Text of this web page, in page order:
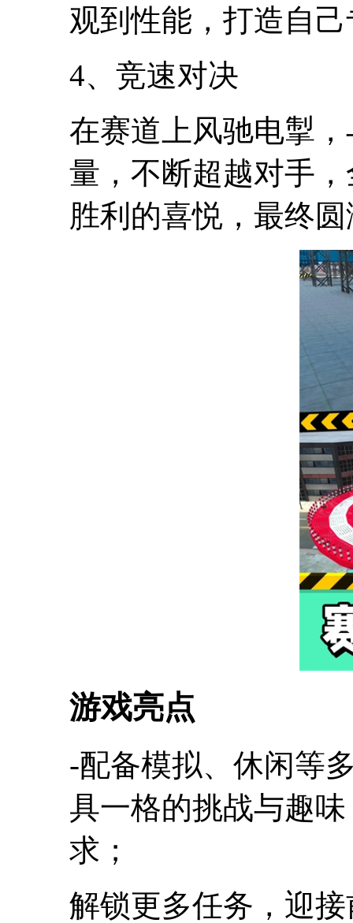
观到性能，打造自
4、竞速对决
在赛道上风驰电掣
量，不断超越对手
胜利的喜悦，最终
游戏亮点
-配备模拟、休闲等
具一格的挑战与趣
求；
解锁更多任务，迎